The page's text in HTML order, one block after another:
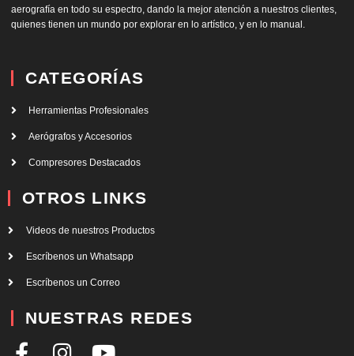
aerografía en todo su espectro, dando la mejor atención a nuestros clientes,
quienes tienen un mundo por explorar en lo artístico, y en lo manual.
CATEGORÍAS
Herramientas Profesionales
Aerógrafos y Accesorios
Compresores Destacados
OTROS LINKS
Videos de nuestros Productos
Escríbenos un Whatsapp
Escríbenos un Correo
NUESTRAS REDES
F I Y